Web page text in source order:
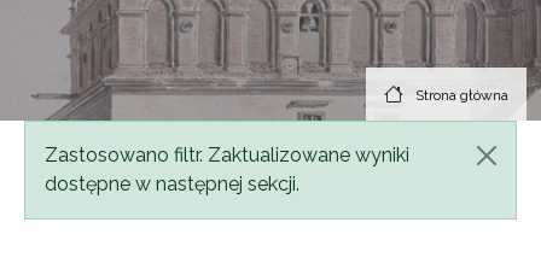
Strona główna
Komunikat
Zastosowano filtr. Zaktualizowane wyniki
dostępne w następnej sekcji.